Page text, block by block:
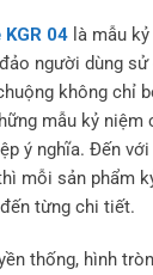
KGR 04 là mẫu
người dùng sử
không chỉ
mẫu kỷ niệm
ý nghĩa. Đến
mỗi sản phẩm
từng chi tiết.
thống, hình